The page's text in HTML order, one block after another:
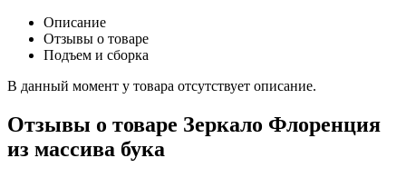
Описание
Отзывы о товаре
Подъем и сборка
В данный момент у товара отсутствует описание.
Отзывы о товаре Зеркало Флоренция
из массива бука